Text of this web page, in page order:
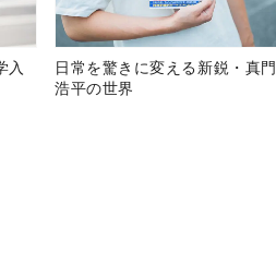
入
日常を驚きに変える新鋭・真門
浩平の世界